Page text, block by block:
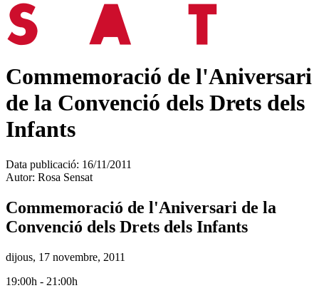
Commemoració de l'Aniversari
de la Convenció dels Drets dels
Infants
Data publicació: 16/11/2011
Autor: Rosa Sensat
Commemoració de l'Aniversari de la
Convenció dels Drets dels Infants
dijous, 17 novembre, 2011
19:00h - 21:00h